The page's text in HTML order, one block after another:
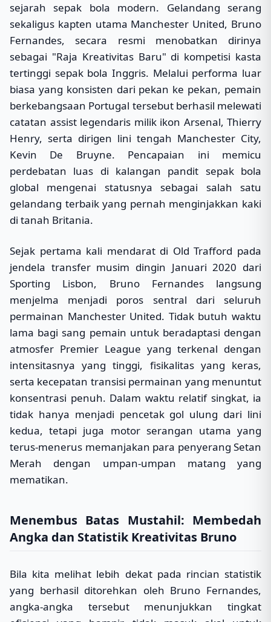
sejarah sepak bola modern. Gelandang serang
sekaligus kapten utama Manchester United, Bruno
Fernandes, secara resmi menobatkan dirinya
sebagai "Raja Kreativitas Baru" di kompetisi kasta
tertinggi sepak bola Inggris. Melalui performa luar
biasa yang konsisten dari pekan ke pekan, pemain
berkebangsaan Portugal tersebut berhasil melewati
catatan assist legendaris milik ikon Arsenal, Thierry
Henry, serta dirigen lini tengah Manchester City,
Kevin De Bruyne. Pencapaian ini memicu
perdebatan luas di kalangan pandit sepak bola
global mengenai statusnya sebagai salah satu
gelandang terbaik yang pernah menginjakkan kaki
di tanah Britania.
Sejak pertama kali mendarat di Old Trafford pada
jendela transfer musim dingin Januari 2020 dari
Sporting Lisbon, Bruno Fernandes langsung
menjelma menjadi poros sentral dari seluruh
permainan Manchester United. Tidak butuh waktu
lama bagi sang pemain untuk beradaptasi dengan
atmosfer Premier League yang terkenal dengan
intensitasnya yang tinggi, fisikalitas yang keras,
serta kecepatan transisi permainan yang menuntut
konsentrasi penuh. Dalam waktu relatif singkat, ia
tidak hanya menjadi pencetak gol ulung dari lini
kedua, tetapi juga motor serangan utama yang
terus-menerus memanjakan para penyerang Setan
Merah dengan umpan-umpan matang yang
mematikan.
Menembus Batas Mustahil: Membedah
Angka dan Statistik Kreativitas Bruno
Bila kita melihat lebih dekat pada rincian statistik
yang berhasil ditorehkan oleh Bruno Fernandes,
angka-angka tersebut menunjukkan tingkat